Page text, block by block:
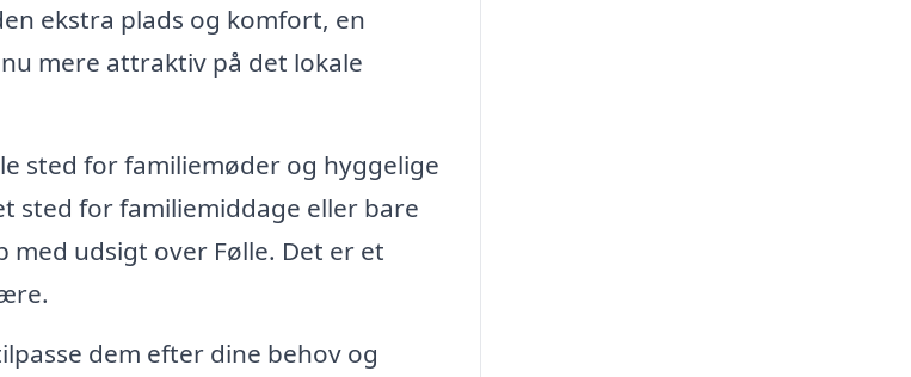
ekstra plads og komfort, en
mere attraktiv på det lokale
sted for familiemøder og hyggelige
sted for familiemiddage eller bare
med udsigt over Følle. Det er et
dem efter dine behov og